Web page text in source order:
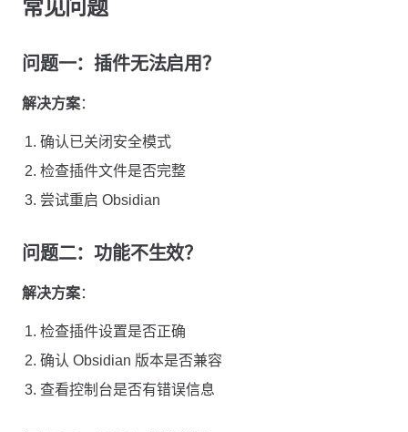
常见问题
问题一：插件无法启用？
解决方案：
确认已关闭安全模式
检查插件文件是否完整
尝试重启 Obsidian
问题二：功能不生效？
解决方案：
检查插件设置是否正确
确认 Obsidian 版本是否兼容
查看控制台是否有错误信息